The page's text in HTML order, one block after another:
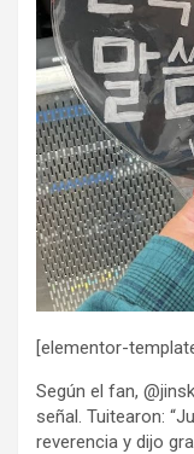
[elementor-
Según el fan,
señal. Tuitearon:
reverencia y dijo